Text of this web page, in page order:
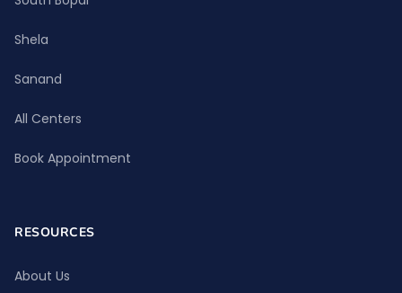
Shela
Sanand
All Centers
Book Appointment
RESOURCES
About Us